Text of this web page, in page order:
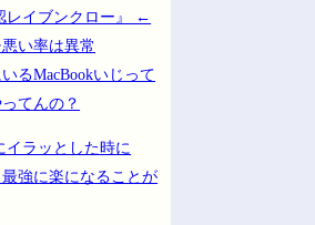
レイブンクロー』 ←
い率は異常
るMacBookいじって
てんの？
イラッとした時に
最強に楽になることが